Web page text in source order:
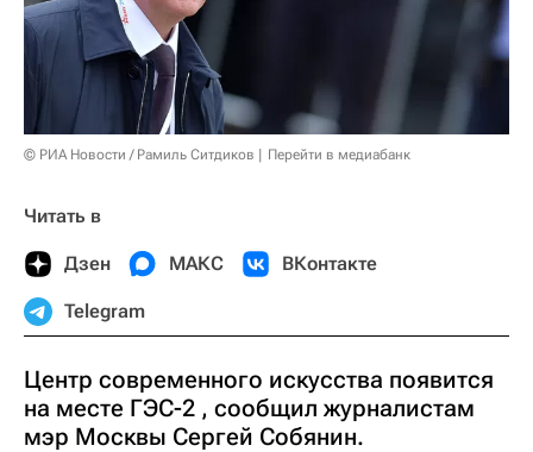
© РИА Новости / Рамиль Ситдиков Перейти в медиабанк
Читать в
Дзен МАКС ВКонтакте
Telegram
Центр современного искусства появится
на месте ГЭС-2 , сообщил журналистам
мэр Москвы Сергей Собянин.